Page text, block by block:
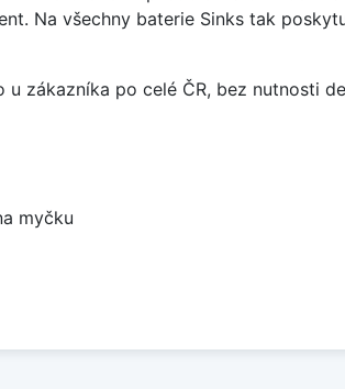
Na všechny baterie Sinks tak
zákazníka po celé ČR, bez nutnosti
myčku